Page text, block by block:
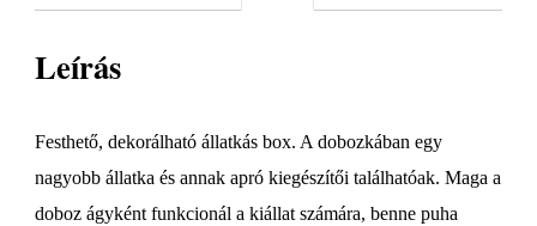
Leírás
Festhető, dekorálható állatkás box. A dobozkában egy
nagyobb állatka és annak apró kiegészítői találhatóak. Maga a
doboz ágyként funkcionál a kiállat számára, benne puha